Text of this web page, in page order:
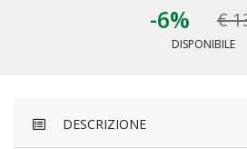
-6% €
DISPONIBILE
DESCRIZIONE